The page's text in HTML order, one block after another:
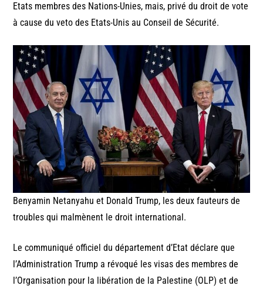
Etats membres des Nations-Unies, mais, privé du droit de vote
à cause du veto des Etats-Unis au Conseil de Sécurité.
Benyamin Netanyahu et Donald Trump, les deux fauteurs de
troubles qui malmènent le droit international.
Le communiqué officiel du département d’Etat déclare que
l’Administration Trump a révoqué les visas des membres de
l’Organisation pour la libération de la Palestine (OLP) et de